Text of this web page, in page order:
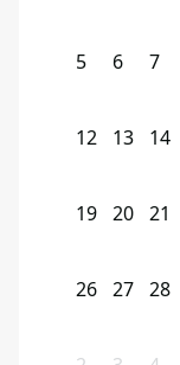
5 6 7
12 13 14
19 20 21
26 27 28